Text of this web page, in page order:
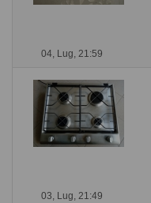
04, Lug, 21:59
03, Lug, 21:49